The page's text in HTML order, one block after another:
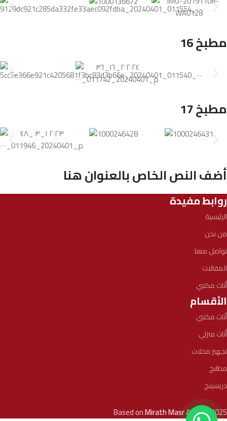
مطبخ 16
مطبخ 17
أضف النص الخاص بالعنوان هنا
روابط مفيدة
الرئيسية
من نحن
تواصل معنا
المقالات
أثاث مكتبي
الأقسام
أثاث مكتبي
أثاث منزلي
تجهيز محلات
مطابخ
دريسينج
Based onMirath MasrAgency2025